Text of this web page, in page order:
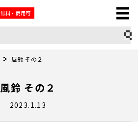
無料・商用可
風鈴 その２
風鈴 その２
2023.1.13